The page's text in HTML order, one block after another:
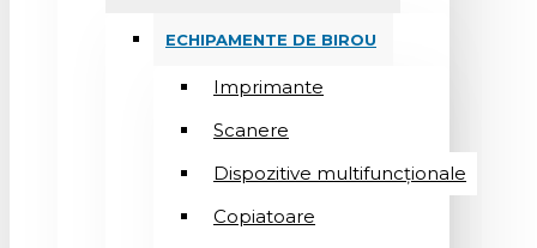
ECHIPAMENTE DE BIROU
Imprimante
Scanere
Dispozitive multifuncționale
Copiatoare